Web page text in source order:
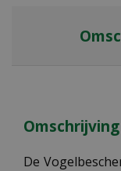
Omschrijving
De